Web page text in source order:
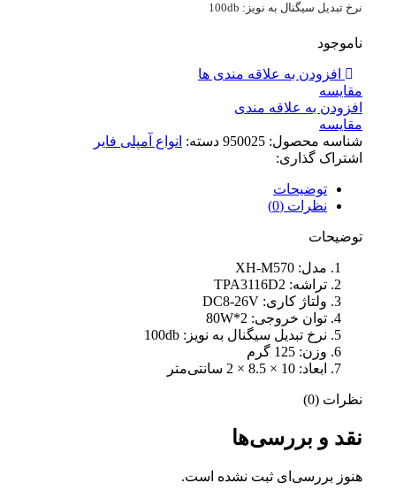
نرخ تبدیل سیگنال به نویز: 100db
ناموجود
افزودن به علاقه مندی ها
مقايسه
افزودن به علاقه مندی
مقایسه
شناسه محصول: 950025 دسته: انواع آمپلی فایر
اشتراک گذاری:
توضیحات
نظرات (0)
توضیحات
مدل: XH-M570
تراشه: TPA3116D2
ولتاژ کاری: DC8-26V
توان خروجی: 2*80W
نرخ تبدیل سیگنال به نویز: 100db
وزن: 125 گرم
ابعاد: 10 × 8.5 × 2 سانتی‌متر
نظرات (0)
نقد و بررسی‌ها
هنوز بررسی‌ای ثبت نشده است.